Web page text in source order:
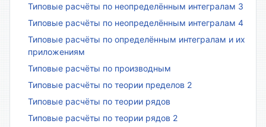
Типовые расчёты по неопределённым интегралам 3
Типовые расчёты по неопределённым интегралам 4
Типовые расчёты по определённым интегралам и их
приложениям
Типовые расчёты по производным
Типовые расчёты по теории пределов 2
Типовые расчёты по теории рядов
Типовые расчёты по теории рядов 2